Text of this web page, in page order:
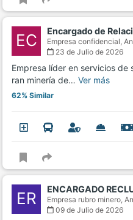
EC Encargado de
Empresa confidencial,
23 de Julio de 2026
Empresa líder en servicios
ran minería de… Ver más
62% Similar
ER ENCARGADO
Empresa rubro minero,
09 de Julio de 2026